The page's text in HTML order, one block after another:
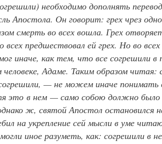
необходимо дополнять
Апостола. Он говорит: грех чрез
смерть во всех вошла. Грех
предшествовал ей грех. Но во всех
иначе, как тем, что все согрешили в
Адаме. Таким образом
— не можем иначе понимать
это в нем — само собою должно было
ж, святой Апостол остановился
на укрепление сей мысли в уме
иное разуметь, как: согрешили в